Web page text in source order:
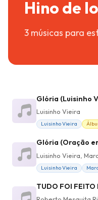
Hino de
3 músicas para
Glória (Luisinho
Luisinho Vieira
Luisinho Vieira
Glória (Oração
Luisinho Vieira,
Luisinho Vieira